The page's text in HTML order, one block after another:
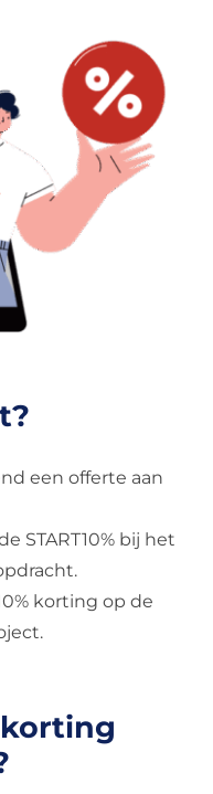
een offerte aan
START10% bij het
korting op de